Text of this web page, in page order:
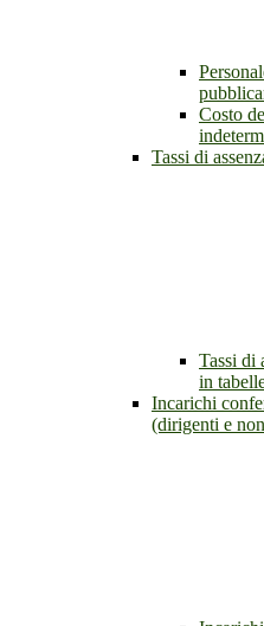
Costo
Tassi di
Tassi di
in
Incarichi
(dirigenti e